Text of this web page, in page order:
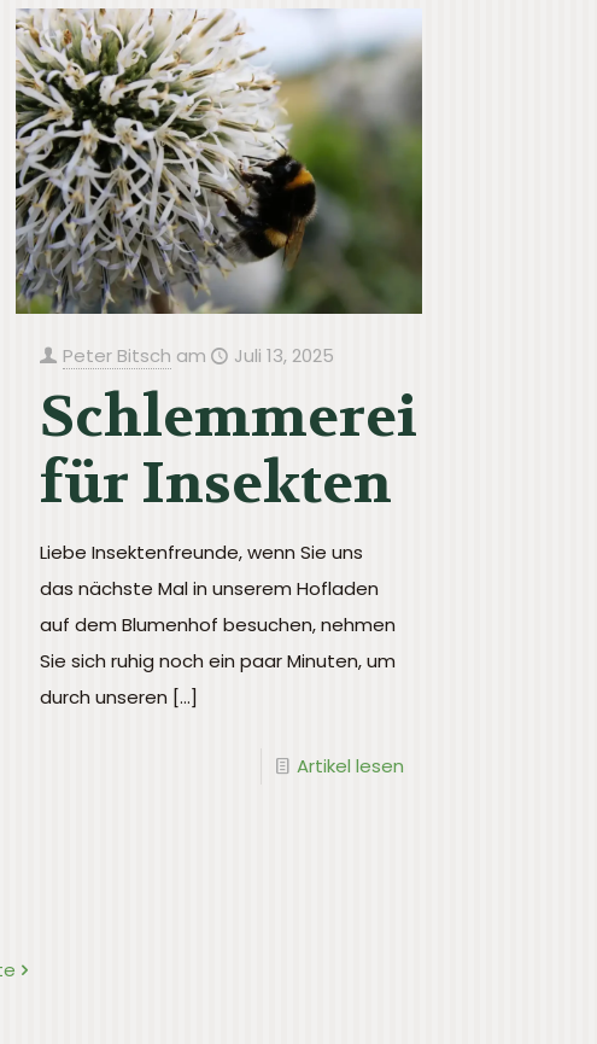
Peter Bitsch am Juli 13, 2025
Schlemmerei
für Insekten
Liebe Insektenfreunde, wenn Sie uns
das nächste Mal in unserem Hofladen
auf dem Blumenhof besuchen, nehmen
Sie sich ruhig noch ein paar Minuten, um
durch unseren […]
Artikel lesen